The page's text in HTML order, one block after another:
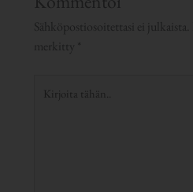
Sähköpostiosoitettasi ei julkaista.
merkitty *